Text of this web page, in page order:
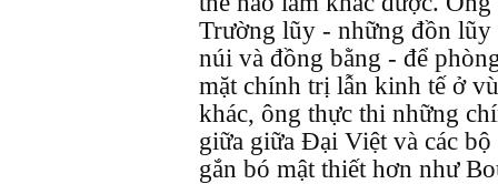
Trường lũy - những đồn lũy
núi và đồng bằng - để
mặt chính trị lẫn kinh tế ở
khác, ông thực thi những
giữa giữa Đại Việt và các
gắn bó mật thiết hơn như